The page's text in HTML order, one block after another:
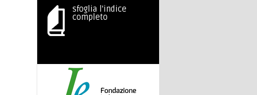
sfoglia l'indice
completo